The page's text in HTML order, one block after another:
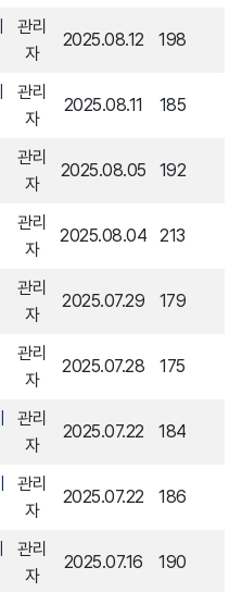
관리
자
2025.08.12 198
관리
자
2025.08.11 185
관리
자
2025.08.05 192
관리
자
2025.08.04 213
관리
자
2025.07.29 179
관리
자
2025.07.28 175
관리
자
2025.07.22 184
관리
자
2025.07.22 186
관리
자
2025.07.16 190